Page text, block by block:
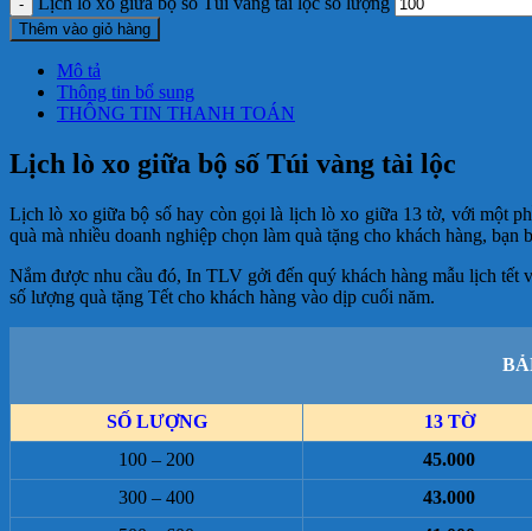
Thêm vào giỏ hàng
Mô tả
Thông tin bổ sung
THÔNG TIN THANH TOÁN
Lịch lò xo giữa bộ số Túi vàng tài lộc
Lịch lò xo giữa bộ số hay còn gọi là lịch lò xo giữa 13 tờ, với một
quà mà nhiều doanh nghiệp chọn làm quà tặng cho khách hàng,
Nắm được nhu cầu đó, In TLV gởi đến quý khách hàng mẫu lịch
số lượng quà tặng Tết cho khách hàng vào dịp cuối năm.
SỐ LƯỢNG 13 TỜ
100 – 200
45.000
300 – 400
43.000